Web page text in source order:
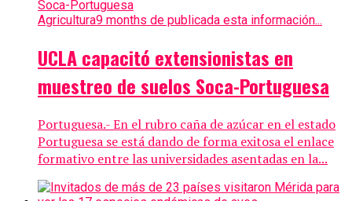
Agricultura9 months de publicada esta información...
UCLA capacitó extensionistas en
muestreo de suelos Soca-Portuguesa
Portuguesa.- En el rubro caña de azúcar en el estado
Portuguesa se está dando de forma exitosa el enlace
formativo entre las universidades asentadas en la...